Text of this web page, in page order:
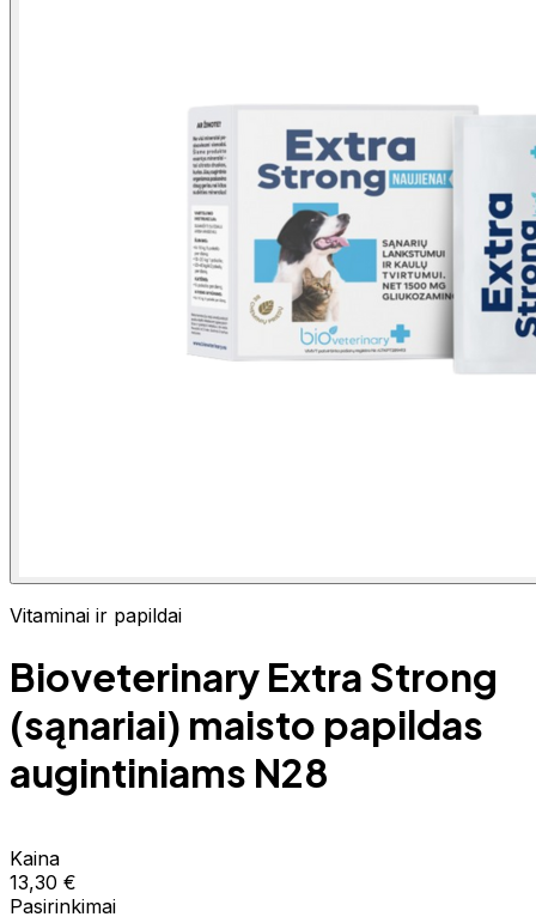
Vitaminai ir papildai
Bioveterinary Extra Strong
(sąnariai) maisto papildas
augintiniams N28
Kaina
13,30 €
Pasirinkimai